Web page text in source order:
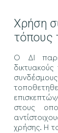
Χρήση
τόπους
Ο ΔΙ
στους
χρήσης. Η